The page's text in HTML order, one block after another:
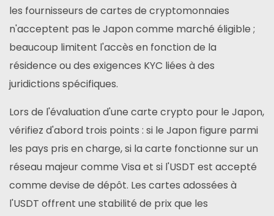
les fournisseurs de cartes de cryptomonnaies
n'acceptent pas le Japon comme marché éligible ;
beaucoup limitent l'accès en fonction de la
résidence ou des exigences KYC liées à des
juridictions spécifiques.
Lors de l'évaluation d'une carte crypto pour le Japon,
vérifiez d'abord trois points : si le Japon figure parmi
les pays pris en charge, si la carte fonctionne sur un
réseau majeur comme Visa et si l'USDT est accepté
comme devise de dépôt. Les cartes adossées à
l'USDT offrent une stabilité de prix que les